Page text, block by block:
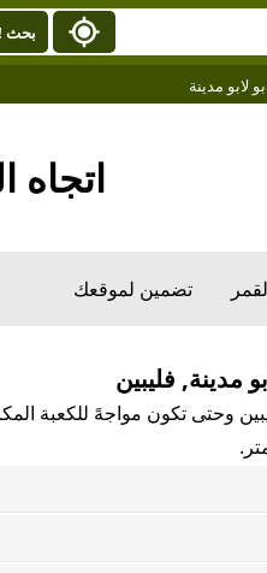
بحث
لابو مدينة
اتجاه
تضمين لموقعك
مدينة, فليبين
وحتى تكون مواجهً للكعبة